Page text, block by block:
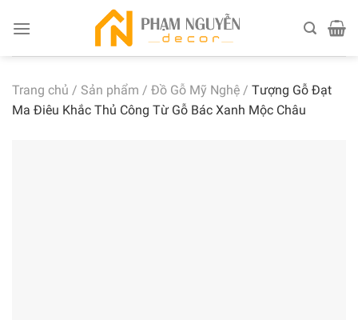
Trang chủ / Sản phẩm / Đồ Gỗ Mỹ Nghệ / Tượng Gỗ Đạt
Ma Điêu Khắc Thủ Công Từ Gỗ Bác Xanh Mộc Châu